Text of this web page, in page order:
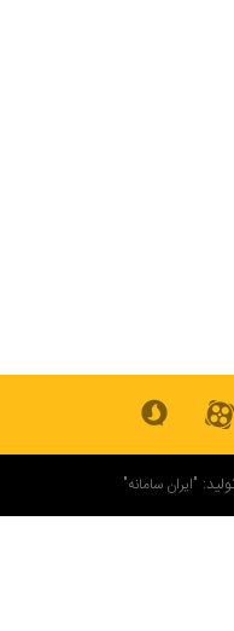
"ایران سامانه"